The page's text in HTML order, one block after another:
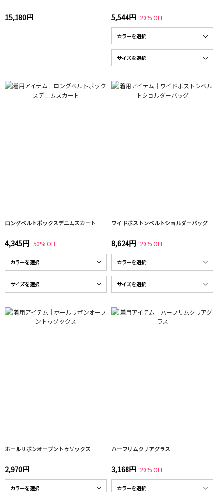
15,180円 5,544円 20% OFF
ロングベルトボックスデニムスカート
4,345円 50% OFF
ワイドボストンベルトショルダーバッグ
8,624円 20% OFF
ホールリボンオープントゥソックス
2,970円
ハーフリムクリアグラス
3,168円 20% OFF